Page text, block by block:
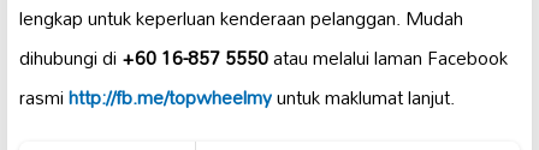
lengkap untuk keperluan kenderaan pelanggan. Mudah
dihubungi di+60 16-857 5550atau melalui laman Facebook
rasmihttp://fb.me/topwheelmyuntuk maklumat lanjut.